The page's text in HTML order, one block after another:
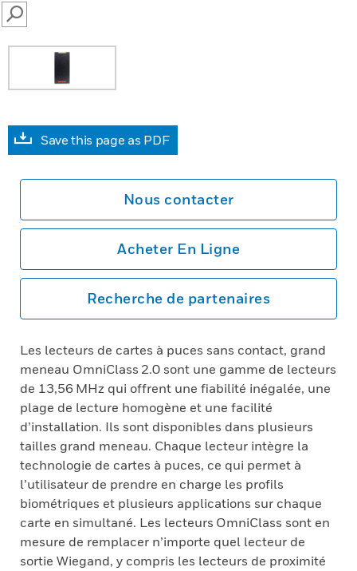
SEARCH
Save this page as PDF
Nous contacter
Acheter En Ligne
Recherche de partenaires
Les lecteurs de cartes à puces sans contact, grand
meneau OmniClass 2.0 sont une gamme de lecteurs
de 13,56 MHz qui offrent une fiabilité inégalée, une
plage de lecture homogène et une facilité
d’installation. Ils sont disponibles dans plusieurs
tailles grand meneau. Chaque lecteur intègre la
technologie de cartes à puces, ce qui permet à
l’utilisateur de prendre en charge les profils
biométriques et plusieurs applications sur chaque
carte en simultané. Les lecteurs OmniClass sont en
mesure de remplacer n’importe quel lecteur de
sortie Wiegand, y compris les lecteurs de proximité